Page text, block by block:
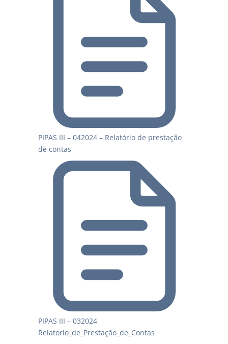
PIPAS III – 042024 – Relatório de prestação
de contas
PIPAS III – 032024
Relatorio_de_Prestação_de_Contas